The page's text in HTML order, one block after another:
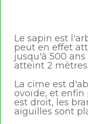
Le sapin est
peut en effet
jusqu'à 500
atteint 2 mètres.
La cime est
ovoïde, et enfin
est droit, les
aiguilles sont